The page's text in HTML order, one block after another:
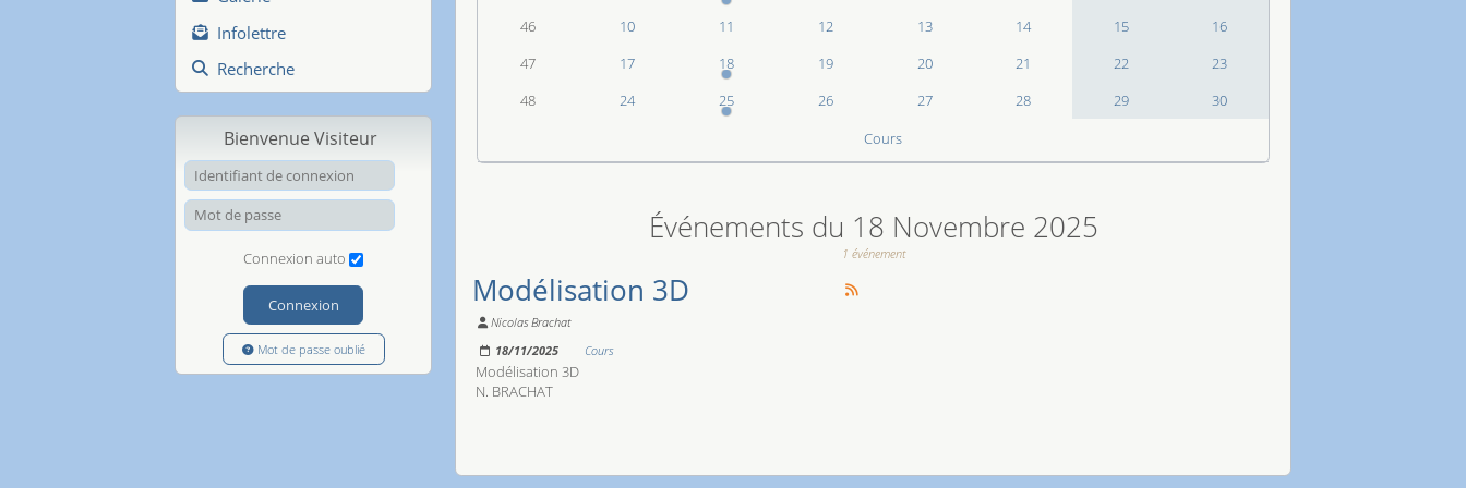
Infolettre
Recherche
Bienvenue Visiteur
Identifiant de connexion
Mot de passe
Connexion auto
Connexion
Mot de passe oublié
46
10 11 12 13 14 15
16
47
17 18 19 20 21 22
23
48
24 25 26 27 28 29
30
Cours
Événements du 18 Novembre 2025
1 événement
Modélisation 3D
Nicolas Brachat
18/11/2025
Cours
Modélisation 3D
N. BRACHAT